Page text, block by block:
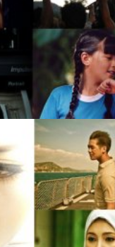
งปัญหา
มต้น